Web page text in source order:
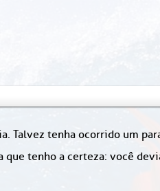
Talvez tenha ocorrido um
que tenho a certeza: você